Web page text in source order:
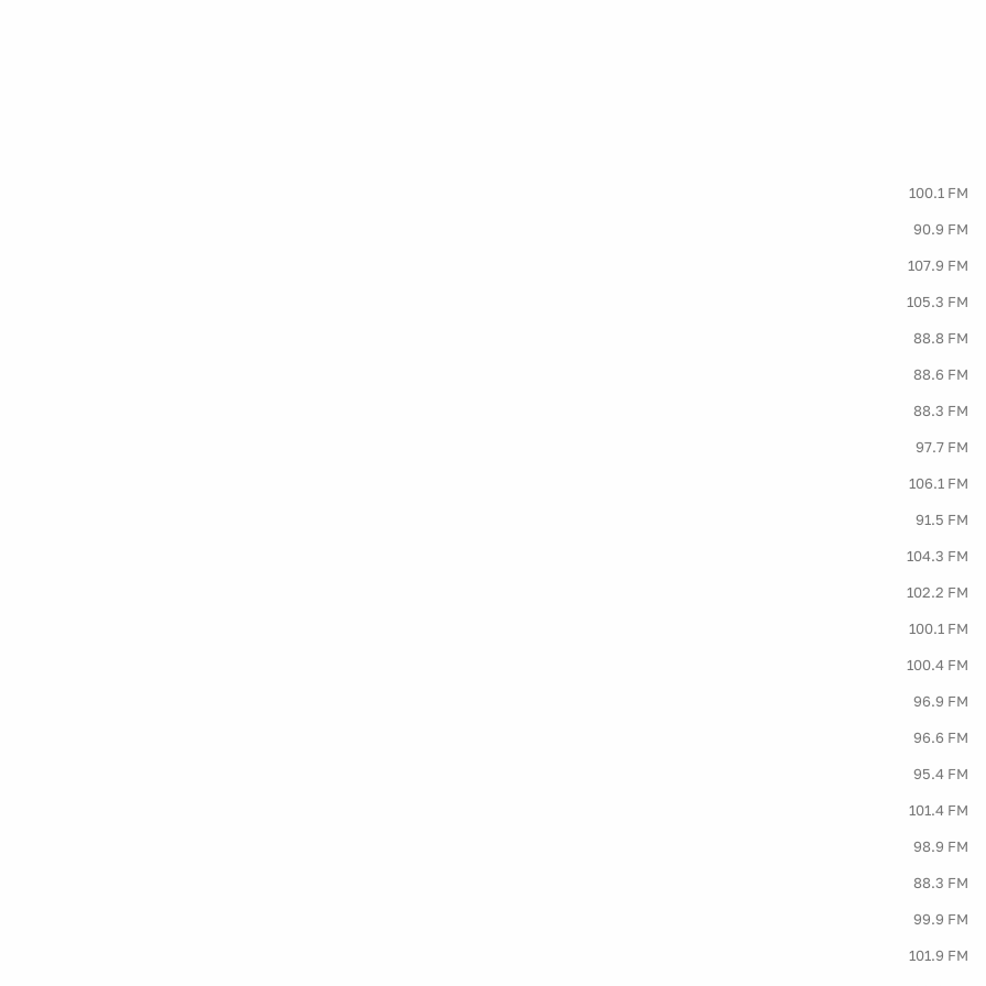
100.1 FM
90.9 FM
107.9 FM
105.3 FM
88.8 FM
88.6 FM
88.3 FM
97.7 FM
106.1 FM
91.5 FM
104.3 FM
102.2 FM
100.1 FM
100.4 FM
96.9 FM
96.6 FM
95.4 FM
101.4 FM
98.9 FM
88.3 FM
99.9 FM
101.9 FM